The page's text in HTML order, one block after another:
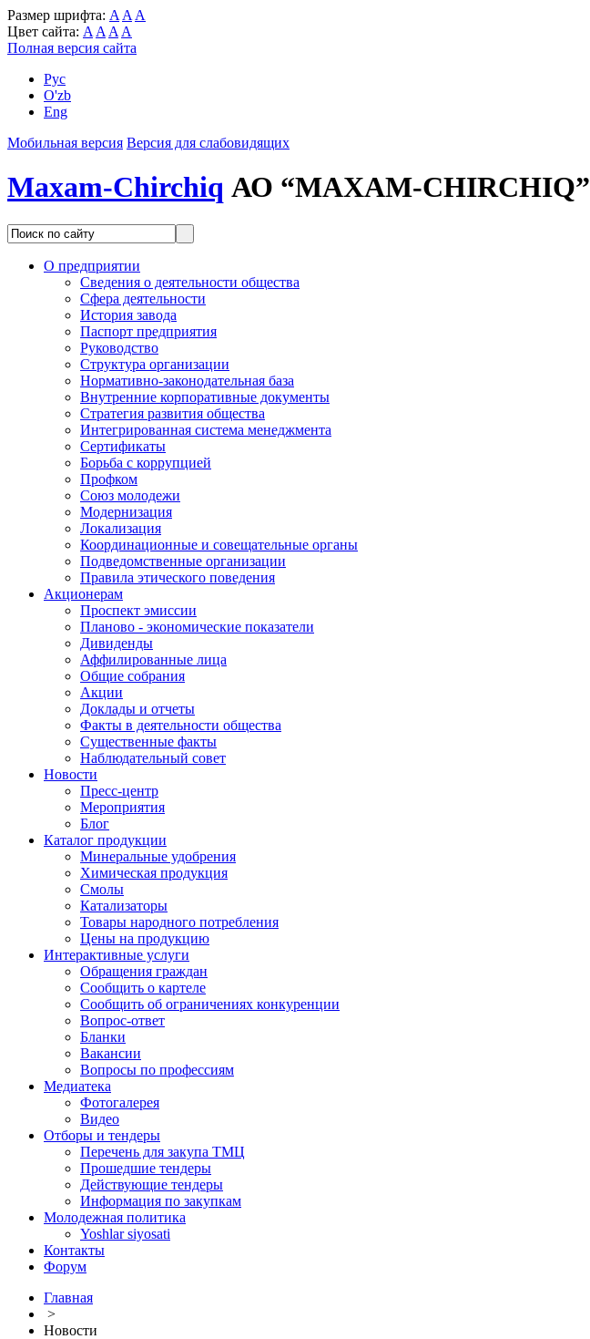
Размер шрифта: A A A
Цвет сайта: A A A A
Полная версия сайта
Рус
O'zb
Eng
Мобильная версия Версия для слабовидящих
Maxam-Chirchiq АО “MAXAM-CHIRCHIQ”
О предприятии
Сведения о деятельности общества
Сфера деятельности
История завода
Паспорт предприятия
Руководство
Структура организации
Нормативно-законодательная база
Внутренние корпоративные документы
Стратегия развития общества
Интегрированная система менеджмента
Сертификаты
Борьба с коррупцией
Профком
Союз молодежи
Модернизация
Локализация
Координационные и совещательные органы
Подведомственные организации
Правила этического поведения
Акционерам
Проспект эмиссии
Планово - экономические показатели
Дивиденды
Аффилированные лица
Общие собрания
Акции
Доклады и отчеты
Факты в деятельности общества
Существенные факты
Наблюдательный совет
Новости
Пресс-центр
Мероприятия
Блог
Каталог продукции
Минеральные удобрения
Химическая продукция
Смолы
Катализаторы
Товары народного потребления
Цены на продукцию
Интерактивные услуги
Обращения граждан
Сообщить о картеле
Сообщить об ограничениях конкуренции
Вопрос-ответ
Бланки
Вакансии
Вопросы по профессиям
Медиатека
Фотогалерея
Видео
Отборы и тендеры
Перечень для закупа ТМЦ
Прошедшие тендеры
Действующие тендеры
Информация по закупкам
Молодежная политика
Yoshlar siyosati
Контакты
Форум
Главная
>
Новости